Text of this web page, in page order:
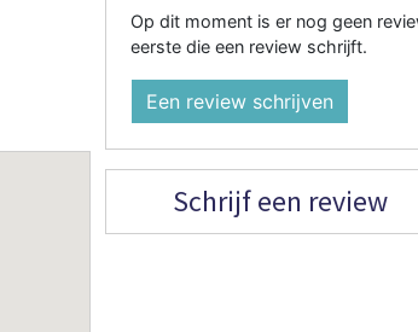
Op dit moment is er nog geen
eerste die een review schrijft.
Een review schrijven
Schrijf een review